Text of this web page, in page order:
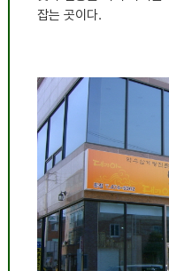
잡는 곳이다.